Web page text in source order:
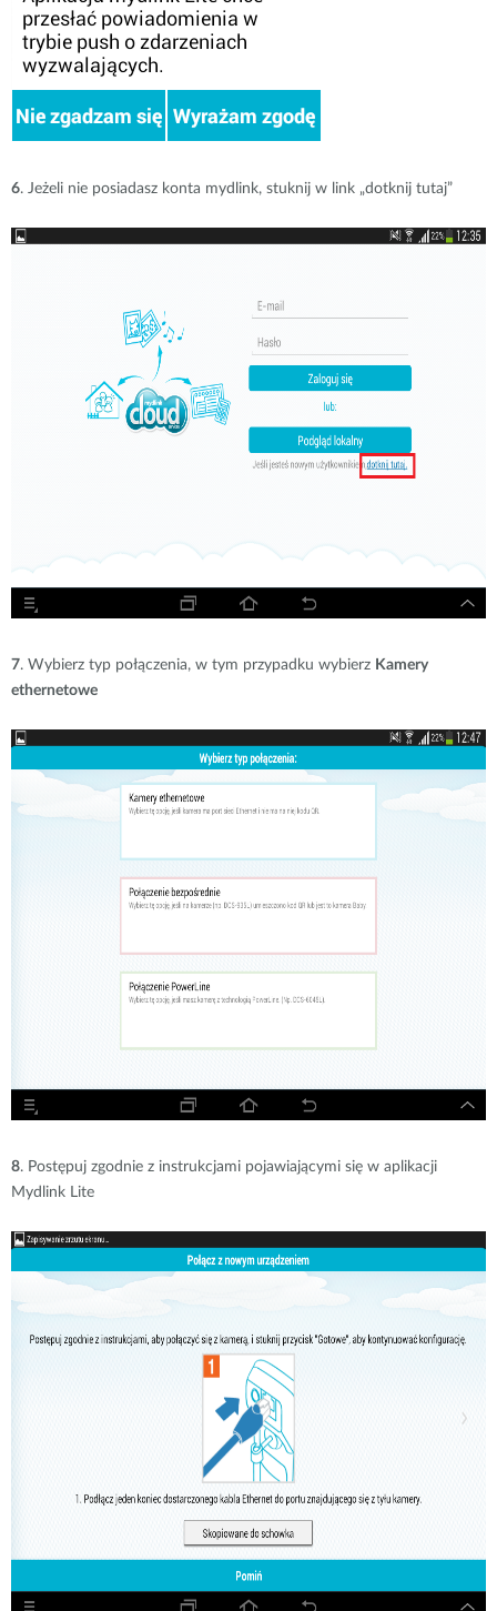
6. Jeżeli nie posiadasz konta mydlink, stuknij w link „dotknij tutaj”
7. Wybierz typ połączenia, w tym przypadku wybierz Kamery
ethernetowe
8. Postępuj zgodnie z instrukcjami pojawiającymi się w aplikacji
Mydlink Lite